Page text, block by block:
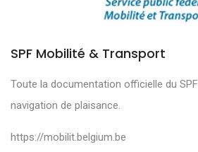
SPF Mobilité & Transport
Toute la documentation officielle du
navigation de plaisance.
https://mobilit.belgium.be